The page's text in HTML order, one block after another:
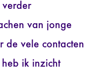
verder
van jonge
de vele contacten
ik inzicht